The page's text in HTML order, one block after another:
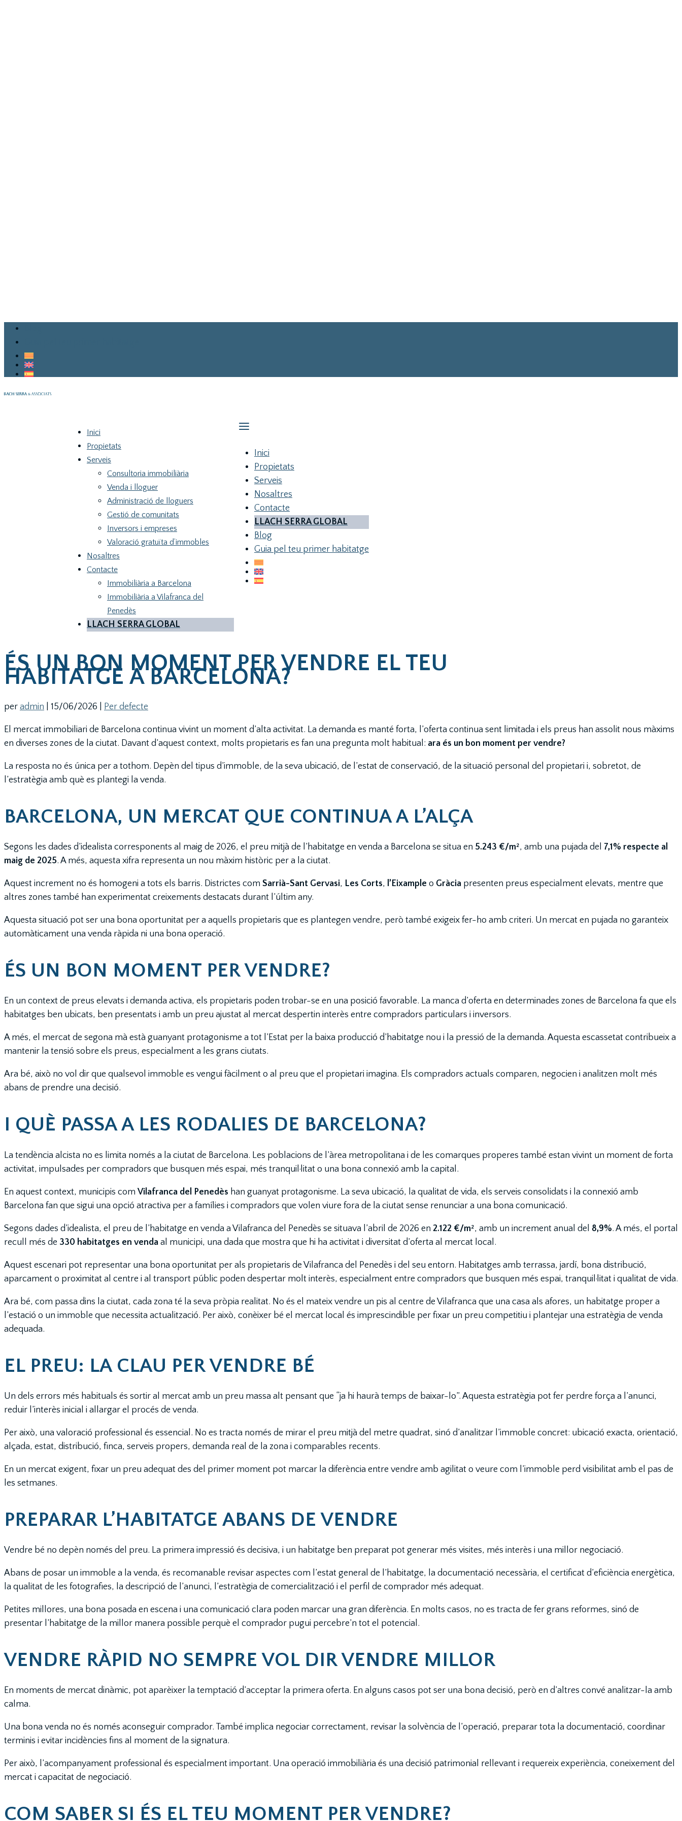
Inici
Propietats
Serveis
Consultoria immobiliària
Venda i lloguer
Administració de lloguers
Gestió de comunitats
Inversors i empreses
Valoració gratuïta d’immobles
Nosaltres
Contacte
Immobiliària a Barcelona
Immobiliària a Vilafranca del
Penedès
LLACH SERRA GLOBAL
Inici
Propietats
Serveis
Nosaltres
Contacte
LLACH SERRA GLOBAL
Blog
Guia pel teu primer habitatge
ÉS UN BON MOMENT PER VENDRE EL TEU
HABITATGE A BARCELONA?
per admin 15/06/2026 Per defecte
El mercat immobiliari de Barcelona continua vivint un moment d’alta activitat. La demanda es manté forta, l’oferta continua sent limitada i els preus han assolit nous màxims
en diverses zones de la ciutat. Davant d’aquest context, molts propietaris es fan una pregunta molt habitual: ara és un bon moment per vendre?
La resposta no és única per a tothom. Depèn del tipus d’immoble, de la seva ubicació, de l’estat de conservació, de la situació personal del propietari i, sobretot, de
l’estratègia amb què es plantegi la venda.
BARCELONA, UN MERCAT QUE CONTINUA A L’ALÇA
Segons les dades d’idealista corresponents al maig de 2026, el preu mitjà de l’habitatge en venda a Barcelona se situa en 5.243 €/m², amb una pujada del 7,1% respecte al
maig de 2025. A més, aquesta xifra representa un nou màxim històric per a la ciutat.
Aquest increment no és homogeni a tots els barris. Districtes com Sarrià-Sant Gervasi, Les Corts, l’Eixample o Gràcia presenten preus especialment elevats, mentre que
altres zones també han experimentat creixements destacats durant l’últim any.
Aquesta situació pot ser una bona oportunitat per a aquells propietaris que es plantegen vendre, però també exigeix fer-ho amb criteri. Un mercat en pujada no garanteix
automàticament una venda ràpida ni una bona operació.
ÉS UN BON MOMENT PER VENDRE?
En un context de preus elevats i demanda activa, els propietaris poden trobar-se en una posició favorable. La manca d’oferta en determinades zones de Barcelona fa que els
habitatges ben ubicats, ben presentats i amb un preu ajustat al mercat despertin interès entre compradors particulars i inversors.
A més, el mercat de segona mà està guanyant protagonisme a tot l’Estat per la baixa producció d’habitatge nou i la pressió de la demanda. Aquesta escassetat contribueix a
mantenir la tensió sobre els preus, especialment a les grans ciutats.
Ara bé, això no vol dir que qualsevol immoble es vengui fàcilment o al preu que el propietari imagina. Els compradors actuals comparen, negocien i analitzen molt més
abans de prendre una decisió.
I QUÈ PASSA A LES RODALIES DE BARCELONA?
La tendència alcista no es limita només a la ciutat de Barcelona. Les poblacions de l’àrea metropolitana i de les comarques properes també estan vivint un moment de forta
activitat, impulsades per compradors que busquen més espai, més tranquil·litat o una bona connexió amb la capital.
En aquest context, municipis com Vilafranca del Penedès han guanyat protagonisme. La seva ubicació, la qualitat de vida, els serveis consolidats i la connexió amb
Barcelona fan que sigui una opció atractiva per a famílies i compradors que volen viure fora de la ciutat sense renunciar a una bona comunicació.
Segons dades d’idealista, el preu de l’habitatge en venda a Vilafranca del Penedès se situava l’abril de 2026 en 2.122 €/m², amb un increment anual del 8,9%. A més, el portal
recull més de 330 habitatges en venda al municipi, una dada que mostra que hi ha activitat i diversitat d’oferta al mercat local.
Aquest escenari pot representar una bona oportunitat per als propietaris de Vilafranca del Penedès i del seu entorn. Habitatges amb terrassa, jardí, bona distribució,
aparcament o proximitat al centre i al transport públic poden despertar molt interès, especialment entre compradors que busquen més espai, tranquil·litat i qualitat de vida.
Ara bé, com passa dins la ciutat, cada zona té la seva pròpia realitat. No és el mateix vendre un pis al centre de Vilafranca que una casa als afores, un habitatge proper a
l’estació o un immoble que necessita actualització. Per això, conèixer bé el mercat local és imprescindible per fixar un preu competitiu i plantejar una estratègia de venda
adequada.
EL PREU: LA CLAU PER VENDRE BÉ
Un dels errors més habituals és sortir al mercat amb un preu massa alt pensant que “ja hi haurà temps de baixar-lo”. Aquesta estratègia pot fer perdre força a l’anunci,
reduir l’interès inicial i allargar el procés de venda.
Per això, una valoració professional és essencial. No es tracta només de mirar el preu mitjà del metre quadrat, sinó d’analitzar l’immoble concret: ubicació exacta, orientació,
alçada, estat, distribució, finca, serveis propers, demanda real de la zona i comparables recents.
En un mercat exigent, fixar un preu adequat des del primer moment pot marcar la diferència entre vendre amb agilitat o veure com l’immoble perd visibilitat amb el pas de
les setmanes.
PREPARAR L’HABITATGE ABANS DE VENDRE
Vendre bé no depèn només del preu. La primera impressió és decisiva, i un habitatge ben preparat pot generar més visites, més interès i una millor negociació.
Abans de posar un immoble a la venda, és recomanable revisar aspectes com l’estat general de l’habitatge, la documentació necessària, el certificat d’eficiència energètica,
la qualitat de les fotografies, la descripció de l’anunci, l’estratègia de comercialització i el perfil de comprador més adequat.
Petites millores, una bona posada en escena i una comunicació clara poden marcar una gran diferència. En molts casos, no es tracta de fer grans reformes, sinó de
presentar l’habitatge de la millor manera possible perquè el comprador pugui percebre’n tot el potencial.
VENDRE RÀPID NO SEMPRE VOL DIR VENDRE MILLOR
En moments de mercat dinàmic, pot aparèixer la temptació d’acceptar la primera oferta. En alguns casos pot ser una bona decisió, però en d’altres convé analitzar-la amb
calma.
Una bona venda no és només aconseguir comprador. També implica negociar correctament, revisar la solvència de l’operació, preparar tota la documentació, coordinar
terminis i evitar incidències fins al moment de la signatura.
Per això, l’acompanyament professional és especialment important. Una operació immobiliària és una decisió patrimonial rellevant i requereix experiència, coneixement del
mercat i capacitat de negociació.
COM SABER SI ÉS EL TEU MOMENT PER VENDRE?